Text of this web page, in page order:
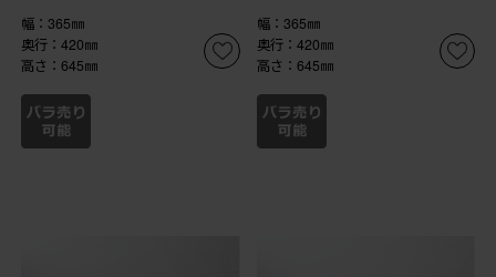
幅：365㎜
奥行：420㎜
高さ：645㎜
幅：365㎜
奥行：420㎜
高さ：645㎜